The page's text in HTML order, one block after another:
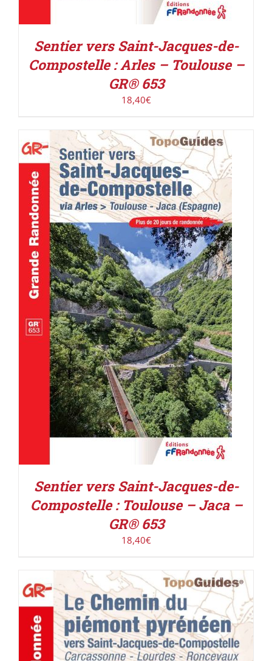
Sentier vers Saint-Jacques-de-
Compostelle : Arles – Toulouse –
GR® 653
18,40€
AJOUTER AU PANIER / DÉTAILS
Sentier vers Saint-Jacques-de-
Compostelle : Toulouse – Jaca –
GR® 653
18,40€